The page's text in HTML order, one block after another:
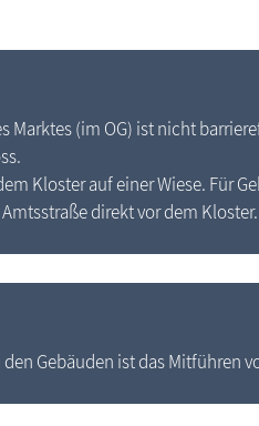
Marktes (im OG) ist nicht
Kloster auf einer Wiese. Für
direkt vor dem Kloster.
Gebäuden ist das Mitführen